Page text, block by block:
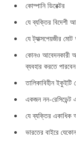
কোম্পানি ডিরেক্টর
যে ব্যক্তির বিদেশী
যে ট্যাক্সপেয়জীর
কোনও আবেদনকারী
ব্যবহার করতে
তালিকাবিহীন ইকুইটি
একজন নন-রেসিডেন্ট
যে ব্যক্তির
ভারতের বাইরে